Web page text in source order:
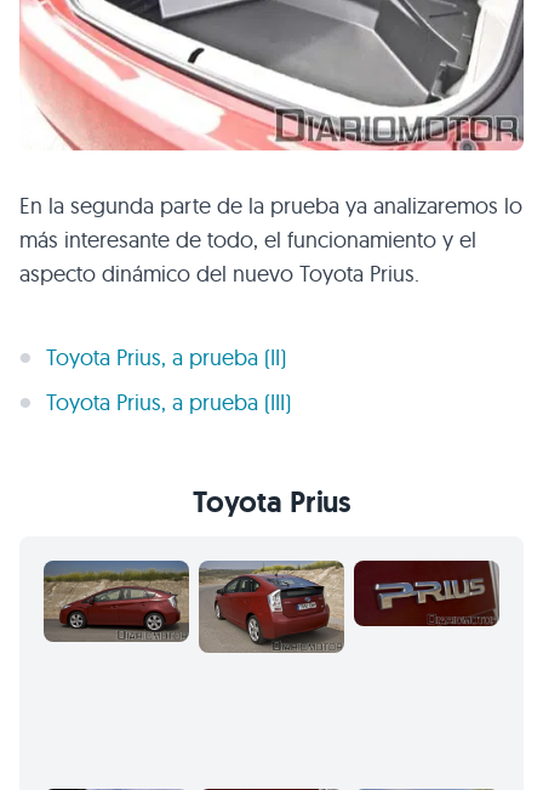
En la segunda parte de la prueba ya analizaremos lo
más interesante de todo, el funcionamiento y el
aspecto dinámico del nuevo Toyota Prius.
Toyota Prius, a prueba (II)
Toyota Prius, a prueba (III)
Toyota Prius